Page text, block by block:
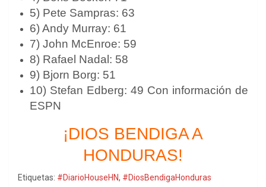
5) Pete Sampras: 63
6) Andy Murray: 61
7) John McEnroe: 59
8) Rafael Nadal: 58
9) Bjorn Borg: 51
10) Stefan Edberg: 49 Con información de
ESPN
¡DIOS BENDIGA A
HONDURAS!
Etiquetas: #DiarioHouseHN, #DiosBendigaHonduras